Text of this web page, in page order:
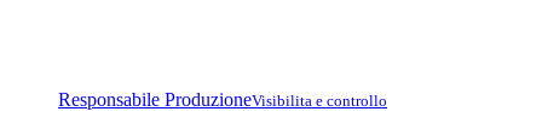
Responsabile ProduzioneVisibilita e controllo